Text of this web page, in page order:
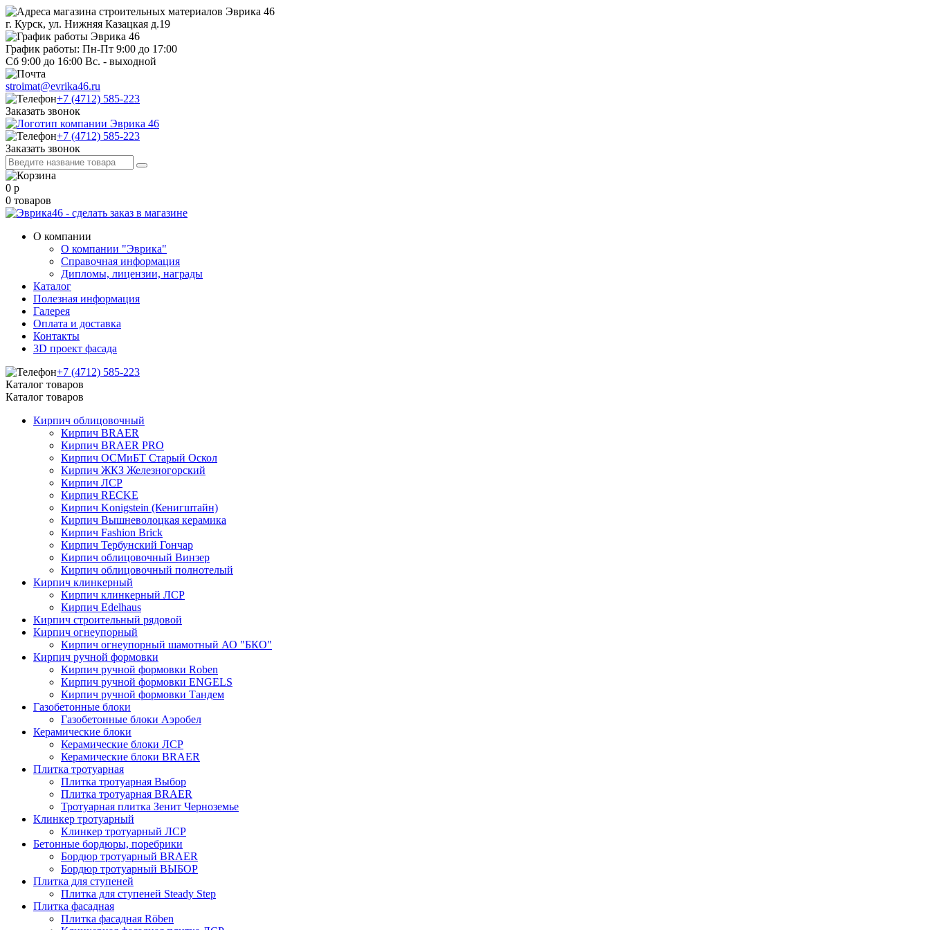
г. Курск, ул. Нижняя Казацкая д.19
График работы: Пн-Пт 9:00 до 17:00
Сб 9:00 до 16:00 Вс. - выходной
stroimat@evrika46.ru
+7 (4712) 585-223
Заказать звонок
+7 (4712) 585-223
Заказать звонок
0 р
0 товаров
О компании
О компании "Эврика"
Справочная информация
Дипломы, лицензии, награды
Каталог
Полезная информация
Галерея
Оплата и доставка
Контакты
3D проект фасада
+7 (4712) 585-223
Каталог товаров
Каталог товаров
Кирпич облицовочный
Кирпич BRAER
Кирпич BRAER PRO
Кирпич ОСМиБТ Старый Оскол
Кирпич ЖКЗ Железногорский
Кирпич ЛСР
Кирпич RECKE
Кирпич Konigstein (Кенигштайн)
Кирпич Вышневолоцкая керамика
Кирпич Fashion Brick
Кирпич Тербунский Гончар
Кирпич облицовочный Винзер
Кирпич облицовочный полнотелый
Кирпич клинкерный
Кирпич клинкерный ЛСР
Кирпич Edelhaus
Кирпич строительный рядовой
Кирпич огнеупорный
Кирпич огнеупорный шамотный АО "БКО"
Кирпич ручной формовки
Кирпич ручной формовки Roben
Кирпич ручной формовки ENGELS
Кирпич ручной формовки Тандем
Газобетонные блоки
Газобетонные блоки Аэробел
Керамические блоки
Керамические блоки ЛСР
Керамические блоки BRAER
Плитка тротуарная
Плитка тротуарная Выбор
Плитка тротуарная BRAER
Тротуарная плитка Зенит Черноземье
Клинкер тротуарный
Клинкер тротуарный ЛСР
Бетонные бордюры, поребрики
Бордюр тротуарный BRAER
Бордюр тротуарный ВЫБОР
Плитка для ступеней
Плитка для ступеней Steady Step
Плитка фасадная
Плитка фасадная Röben